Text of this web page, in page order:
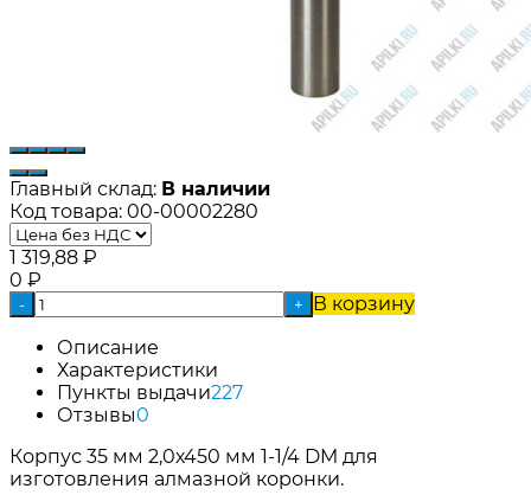
Главный склад: В наличии
Код товара: 00-00002280
1 319,88 ₽
0 ₽
- +
В корзину
Описание
Характеристики
Пункты выдачи227
Отзывы0
Корпус 35 мм 2,0х450 мм 1-1/4 DM для
изготовления алмазной коронки.